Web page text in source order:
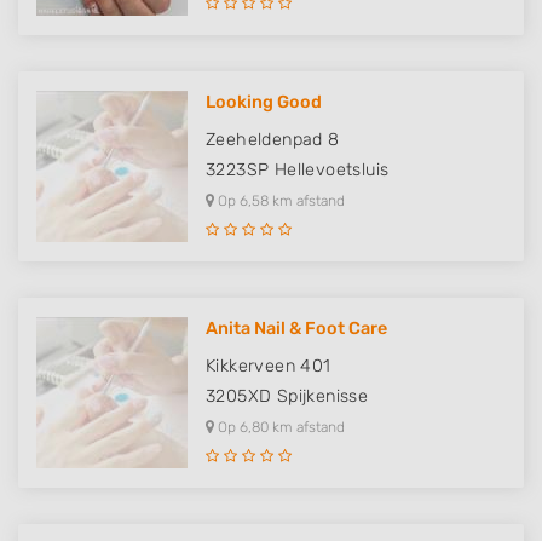
Looking Good
Zeeheldenpad 8
3223SP Hellevoetsluis
Op 6,58 km afstand
Anita Nail & Foot Care
Kikkerveen 401
3205XD Spijkenisse
Op 6,80 km afstand